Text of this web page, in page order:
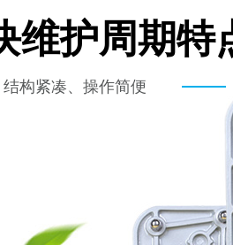
维护周期特
构紧凑、操作简便